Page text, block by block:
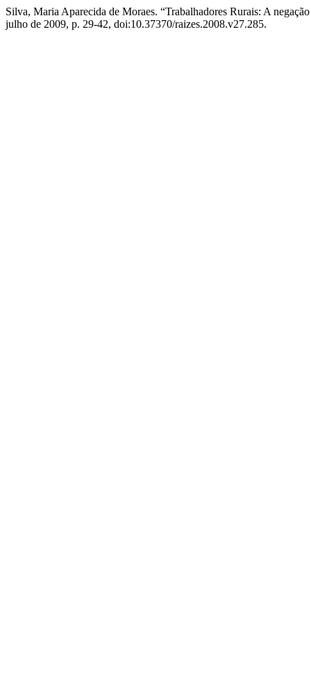
Silva, Maria Aparecida de Moraes. “Trabalhadores Rurais: A
julho de 2009, p. 29-42, doi:10.37370/raizes.2008.v27.285.